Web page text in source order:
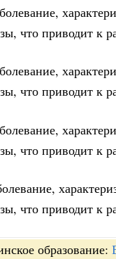
что приводит к
что приводит к
что приводит к
что приводит к
образование: